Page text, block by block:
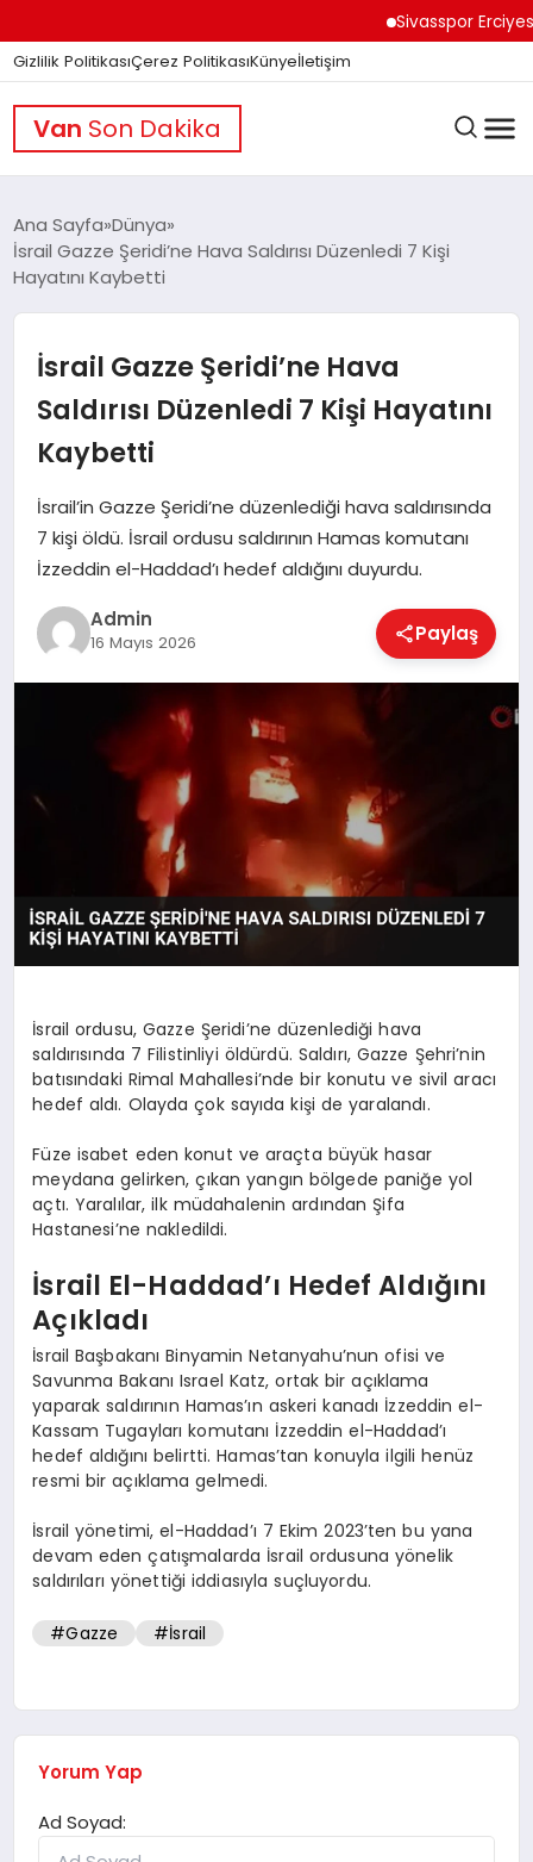
Sivasspor Erciyes
Gizlilik PolitikasıÇerez PolitikasıKünyeİletişim
Van Son Dakika
GÜNDEM
DÜNYA
EĞITIM
EKONOMI
MAGAZIN
SPOR
TEKNOLOJI
Ana Sayfa Dünya
İsrail Gazze Şeridi’ne Hava Saldırısı Düzenledi 7 Kişi
Hayatını Kaybetti
İsrail Gazze Şeridi’ne Hava
Saldırısı Düzenledi 7 Kişi Hayatını
Kaybetti
İsrail’in Gazze Şeridi’ne düzenlediği hava saldırısında
7 kişi öldü. İsrail ordusu saldırının Hamas komutanı
İzzeddin el-Haddad’ı hedef aldığını duyurdu.
Admin
16 Mayıs 2026 Paylaş
İsrail ordusu, Gazze Şeridi’ne düzenlediği hava
saldırısında 7 Filistinliyi öldürdü. Saldırı, Gazze Şehri’nin
batısındaki Rimal Mahallesi’nde bir konutu ve sivil aracı
hedef aldı. Olayda çok sayıda kişi de yaralandı.
Füze isabet eden konut ve araçta büyük hasar
meydana gelirken, çıkan yangın bölgede paniğe yol
açtı. Yaralılar, ilk müdahalenin ardından Şifa
Hastanesi’ne nakledildi.
İsrail El-Haddad’ı Hedef Aldığını
Açıkladı
İsrail Başbakanı Binyamin Netanyahu’nun ofisi ve
Savunma Bakanı Israel Katz, ortak bir açıklama
yaparak saldırının Hamas’ın askeri kanadı İzzeddin el-
Kassam Tugayları komutanı İzzeddin el-Haddad’ı
hedef aldığını belirtti. Hamas’tan konuyla ilgili henüz
resmi bir açıklama gelmedi.
İsrail yönetimi, el-Haddad’ı 7 Ekim 2023’ten bu yana
devam eden çatışmalarda İsrail ordusuna yönelik
saldırıları yönettiği iddiasıyla suçluyordu.
#Gazze #İsrail
Yorum Yap
Ad Soyad: